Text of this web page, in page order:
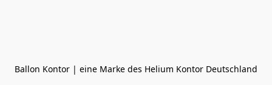
Ballon Kontor | eine Marke des Helium Kontor Deutschland